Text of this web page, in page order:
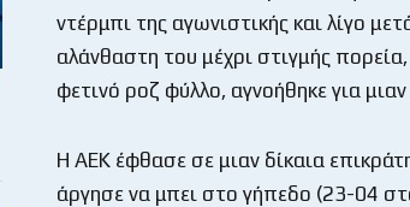
ντέρμπι της αγωνιστικής και λίγο
αλάνθαστη του μέχρι στιγμής
φετινό ροζ φύλλο, αγνοήθηκε για
Η ΑΕΚ έφθασε σε μιαν δίκαια
άργησε να μπει στο γήπεδο (23-04